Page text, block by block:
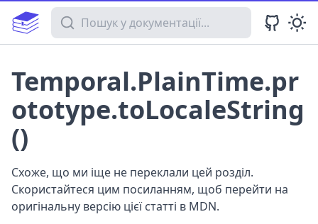
Пошук у документації
Temporal.PlainTime.pr
ototype.toLocaleString
()
Схоже, що ми іще не переклали цей розділ.
Скористайтеся цим посиланням, щоб перейти на
оригінальну версію цієї статті в MDN.